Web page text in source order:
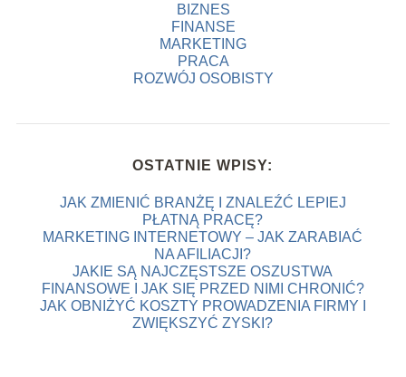
BIZNES
FINANSE
MARKETING
PRACA
ROZWÓJ OSOBISTY
OSTATNIE WPISY:
JAK ZMIENIĆ BRANŻĘ I ZNALEŹĆ LEPIEJ
PŁATNĄ PRACĘ?
MARKETING INTERNETOWY – JAK ZARABIAĆ
NA AFILIACJI?
JAKIE SĄ NAJCZĘSTSZE OSZUSTWA
FINANSOWE I JAK SIĘ PRZED NIMI CHRONIĆ?
JAK OBNIŻYĆ KOSZTY PROWADZENIA FIRMY I
ZWIĘKSZYĆ ZYSKI?